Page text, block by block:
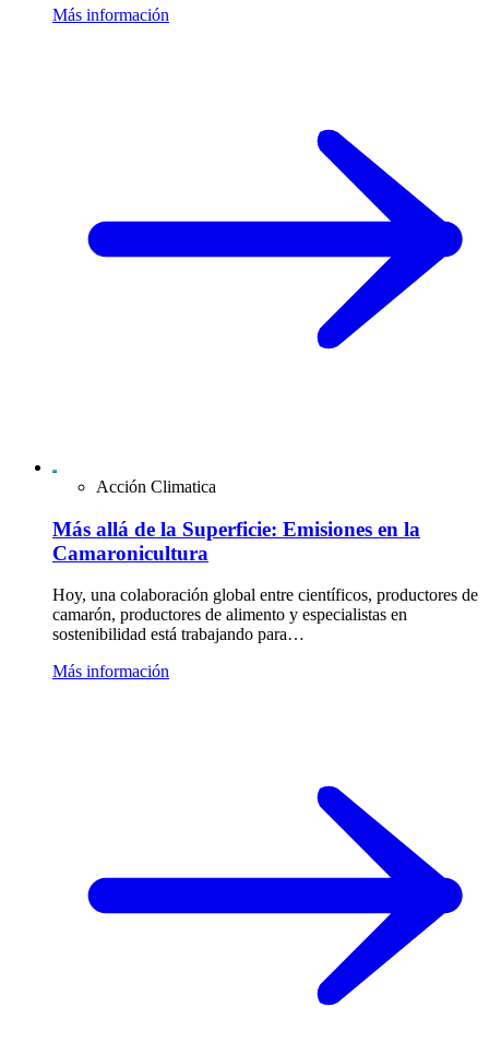
Más información
Acción Climatica
Más allá de la Superficie: Emisiones en la
Camaronicultura
Hoy, una colaboración global entre científicos, productores de
camarón, productores de alimento y especialistas en
sostenibilidad está trabajando para…
Más información